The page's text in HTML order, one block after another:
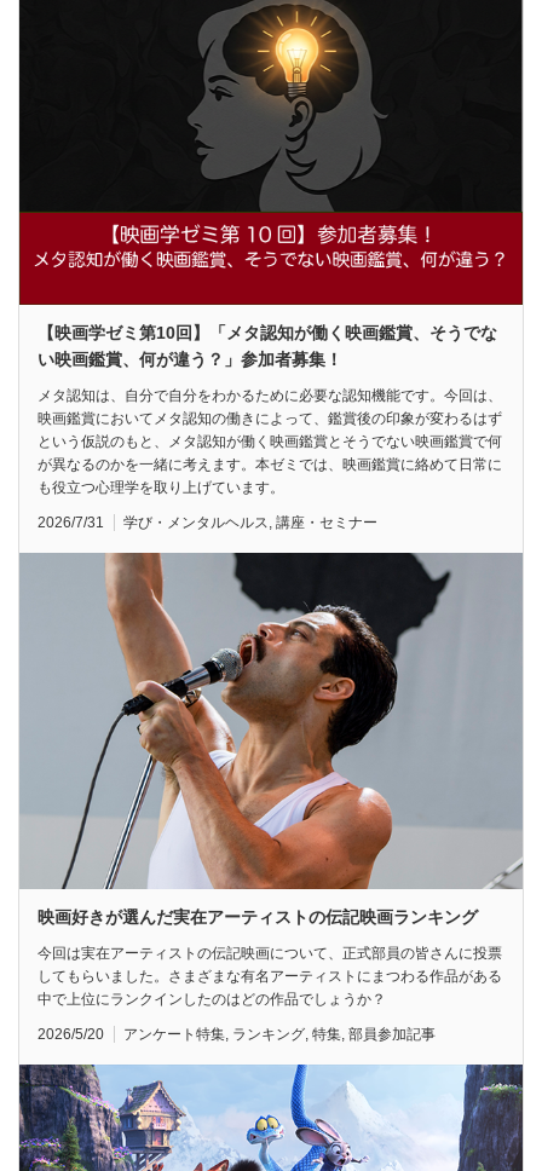
【映画学ゼミ第10回】「メタ認知が働く映画鑑賞、そうでな
い映画鑑賞、何が違う？」参加者募集！
メタ認知は、自分で自分をわかるために必要な認知機能です。今回は、
映画鑑賞においてメタ認知の働きによって、鑑賞後の印象が変わるはず
という仮説のもと、メタ認知が働く映画鑑賞とそうでない映画鑑賞で何
が異なるのかを一緒に考えます。本ゼミでは、映画鑑賞に絡めて日常に
も役立つ心理学を取り上げています。
2026/7/31 学び・メンタルヘルス, 講座・セミナー
映画好きが選んだ実在アーティストの伝記映画ランキング
今回は実在アーティストの伝記映画について、正式部員の皆さんに投票
してもらいました。さまざまな有名アーティストにまつわる作品がある
中で上位にランクインしたのはどの作品でしょうか？
2026/5/20 アンケート特集 ランキング 特集 部員参加記事